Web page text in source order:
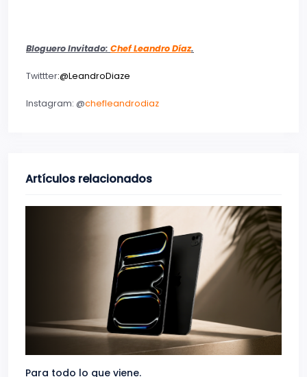
Bloguero Invitado: Chef Leandro Díaz.
Twittter:@LeandroDiaze
Instagram: @chefleandrodiaz
Artículos relacionados
Para todo lo que viene.